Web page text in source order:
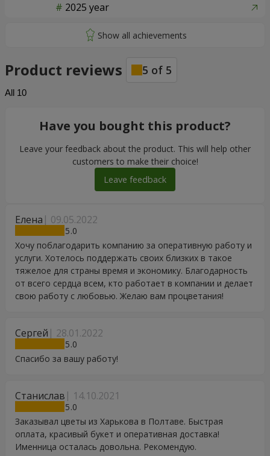
2025 year
Product reviews 5 of 5
All 10
Елена 09.05.2022
5
Хочу поблагодарить компанию за оперативную работу и
услуги. Хотелось поддержать своих близких в такое
тяжелое для страны время и экономику. Благодарность
от всего сердца всем, кто работает в компании и делает
свою работу с любовью. Желаю вам процветания!
Сергей 28.01.2022
5
Спасибо за вашу работу!
Станислав 14.10.2021
5
Заказывал цветы из Харькова в Полтаве. Быстрая
оплата, красивый букет и оперативная доставка!
Именница осталась довольна. Рекомендую.
Have you bought this product?
Leave your feedback about the product. This will help other
customers to make their choice!
Leave feedback